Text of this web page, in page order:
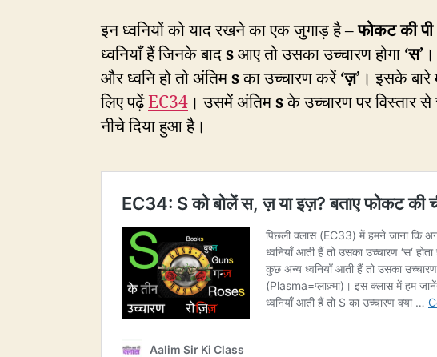
इन ध्वनियों को याद रखने का एक जुगाड़ है –फोकटकीपी
ध्वनियाँ हैं जिनके बादsआए तो उसका उच्चारण होगा ‘स
और ध्वनि हो तो अंतिमsका उच्चारण करें ‘ज़’। इसके
लिए पढ़ेंEC34 । उसमें अंतिमsके उच्चारण पर विस्तार
नीचे दिया हुआ है।